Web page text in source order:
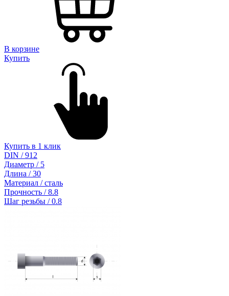
В корзине
Купить
Купить в 1 клик
DIN / 912
Диаметр / 5
Длина / 30
Материал / сталь
Прочность / 8.8
Шаг резьбы / 0.8